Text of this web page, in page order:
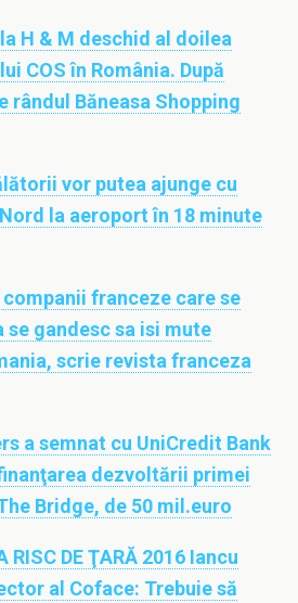
H & M deschid al doilea
COS în România. După
rândul Băneasa Shopping
vor putea ajunge cu
la aeroport în 18 minute
companii franceze care se
se gandesc sa isi mute
scrie revista franceza
a semnat cu UniCredit Bank
dezvoltării primei
Bridge, de 50 mil.euro
RISC DE ŢARĂ 2016 Iancu
al Coface: Trebuie să